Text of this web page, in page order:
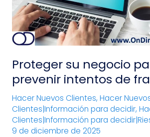
Proteger su negocio
prevenir intentos de
Hacer Nuevos Clientes, Hacer
Clientes|Información para decidir,
Clientes|Información para
9 de diciembre de 2025
de
fraude